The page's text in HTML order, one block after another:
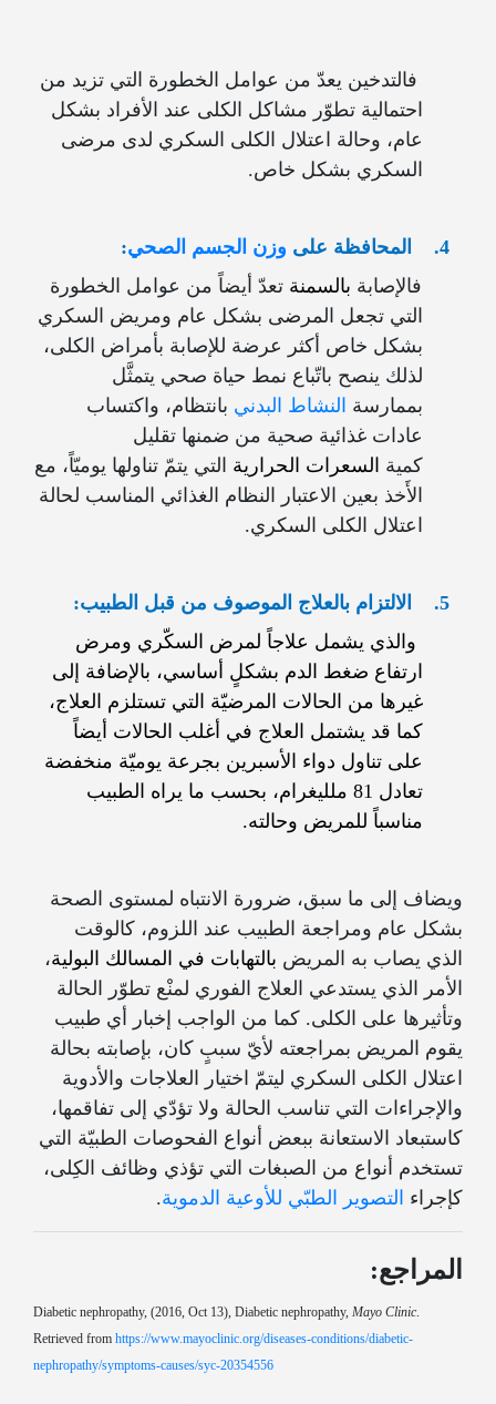
فالتدخين يعدّ من عوامل الخطورة التي تزيد من
احتمالية تطوّر مشاكل الكلى عند الأفراد بشكل
عام، وحالة اعتلال الكلى السكري لدى مرضى
السكري بشكل خاص.
4. المحافظة على وزن الجسم الصحي:
فالإصابة بالسمنة تعدّ أيضاً من عوامل الخطورة
التي تجعل المرضى بشكل عام ومريض السكري
بشكل خاص أكثر عرضة للإصابة بأمراض الكلى،
لذلك ينصح باتّباع نمط حياة صحي يتمثَّل
بممارسة النشاط البدني بانتظام، واكتساب
عادات غذائية صحية من ضمنها تقليل
كمية السعرات الحرارية التي يتمّ تناولها يوميّاً، مع
الأَخذ بعين الاعتبار النظام الغذائي المناسب لحالة
اعتلال الكلى السكري.
5.
الالتزام بالعلاج الموصوف من قبل الطبيب:
والذي يشمل علاجاً لمرض السكّري ومرض
ارتفاع ضغط الدم بشكلٍ أساسي، بالإضافة إلى
غيرها من الحالات المرضيّة التي تستلزم العلاج،
كما قد يشتمل العلاج في أغلب الحالات أيضاً
على تناول دواء الأسبرين بجرعة يوميّة منخفضة
تعادل 81 ملليغرام، بحسب ما يراه الطبيب
مناسباً للمريض وحالته.
ويضاف إلى ما سبق، ضرورة الانتباه لمستوى الصحة
بشكل عام ومراجعة الطبيب عند اللزوم، كالوقت
الذي يصاب به المريض بالتهابات في المسالك البولية،
الأمر الذي يستدعي العلاج الفوري لمنْع تطوّر الحالة
وتأثيرها على الكلى. كما من الواجب إخبار أي طبيب
يقوم المريض بمراجعته لأيّ سببٍ كان، بإصابته بحالة
اعتلال الكلى السكري ليتمّ اختيار العلاجات والأدوية
والإجراءات التي تناسب الحالة ولا تؤدّي إلى تفاقمها،
كاستبعاد الاستعانة ببعض أنواع الفحوصات الطبيّة التي
تستخدم أنواع من الصبغات التي تؤذي وظائف الكِلى،
كإجراء التصوير الطبّي للأوعية الدموية.
المراجع:
Diabetic nephropathy, (2016, Oct 13), Diabetic nephropathy, Mayo Clinic
Retrieved from https://www.mayoclinic.org/diseases-conditions/diabetic-
nephropathy/symptoms-causes/syc-20354556